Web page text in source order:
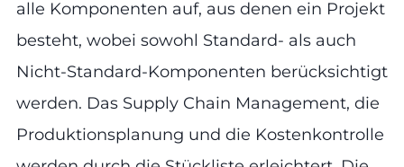
alle Komponenten auf, aus denen ein Projekt
besteht, wobei sowohl Standard- als auch
Nicht-Standard-Komponenten berücksichtigt
werden. Das Supply Chain Management, die
Produktionsplanung und die Kostenkontrolle